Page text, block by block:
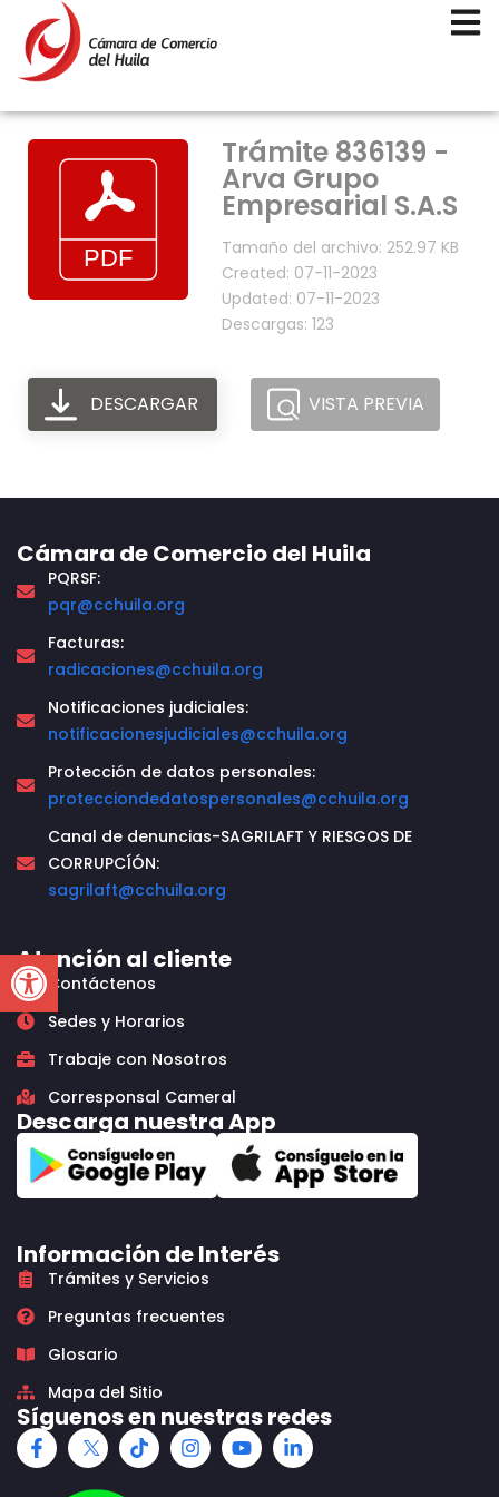
Open toolbar
Trámite 836139 -
Arva Grupo
Empresarial S.A.S
Tamaño del archivo: 252.97 KB
Created: 07-11-2023
Updated: 07-11-2023
Descargas: 123
DESCARGAR VISTA PREVIA
Cámara de Comercio del Huila
PQRSF:
pqr@cchuila.org
Facturas:
radicaciones@cchuila.org
Notificaciones judiciales:
notificacionesjudiciales@cchuila.org
Protección de datos personales:
protecciondedatospersonales@cchuila.org
Canal de denuncias-SAGRILAFT Y RIESGOS DE
CORRUPCÍÓN:
sagrilaft@cchuila.org
Atención al cliente
Contáctenos
Sedes y Horarios
Trabaje con Nosotros
Corresponsal Cameral
Descarga nuestra App
Información de Interés
Trámites y Servicios
Preguntas frecuentes
Glosario
Mapa del Sitio
Síguenos en nuestras redes